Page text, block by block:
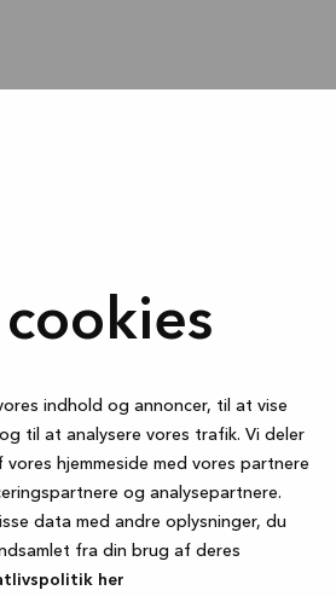
indhold og annoncer, til at vise
til at analysere vores trafik. Vi deler
hjemmeside med vores partnere
og analysepartnere.
data med andre oplysninger, du
fra din brug af deres
her